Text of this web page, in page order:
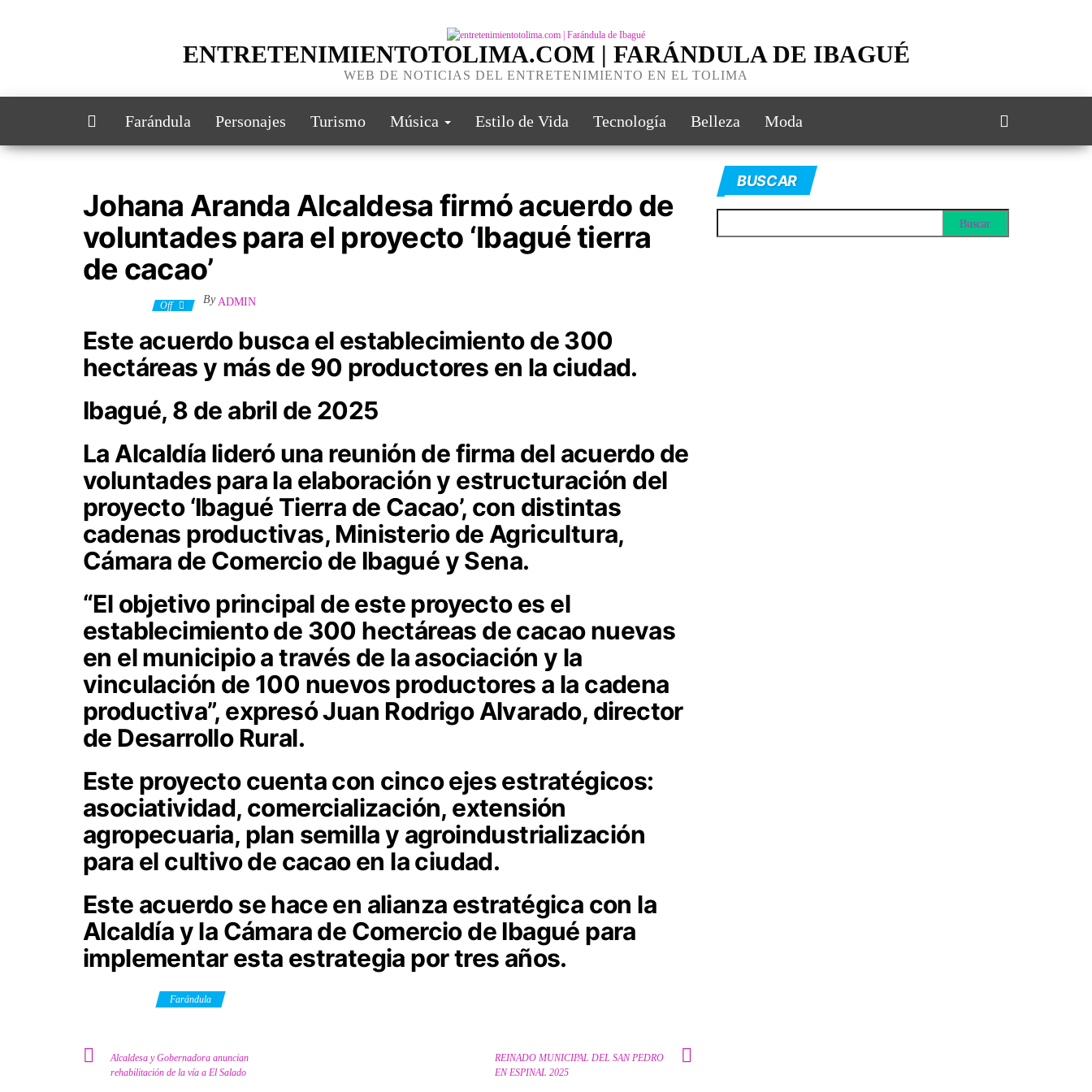
ENTRETENIMIENTOTOLIMA.COM | FARÁNDULA DE IBAGUÉ
WEB DE NOTICIAS DEL ENTRETENIMIENTO EN EL TOLIMA
Farándula Personajes Turismo Música Estilo de Vida Tecnología Belleza Moda
Johana Aranda Alcaldesa firmó acuerdo de
voluntades para el proyecto ‘Ibagué tierra
de cacao’
Off By ADMIN
Este acuerdo busca el establecimiento de 300
hectáreas y más de 90 productores en la ciudad.
Ibagué, 8 de abril de 2025
La Alcaldía lideró una reunión de firma del acuerdo de
voluntades para la elaboración y estructuración del
proyecto ‘Ibagué Tierra de Cacao’, con distintas
cadenas productivas, Ministerio de Agricultura,
Cámara de Comercio de Ibagué y Sena.
“El objetivo principal de este proyecto es el
establecimiento de 300 hectáreas de cacao nuevas
en el municipio a través de la asociación y la
vinculación de 100 nuevos productores a la cadena
productiva”, expresó Juan Rodrigo Alvarado, director
de Desarrollo Rural.
Este proyecto cuenta con cinco ejes estratégicos:
asociatividad, comercialización, extensión
agropecuaria, plan semilla y agroindustrialización
para el cultivo de cacao en la ciudad.
Este acuerdo se hace en alianza estratégica con la
Alcaldía y la Cámara de Comercio de Ibagué para
implementar esta estrategia por tres años.
Farándula
Alcaldesa y Gobernadora anuncian
rehabilitación de la vía a El Salado
REINADO MUNICIPAL DEL SAN PEDRO
EN ESPINAL 2025
BUSCAR